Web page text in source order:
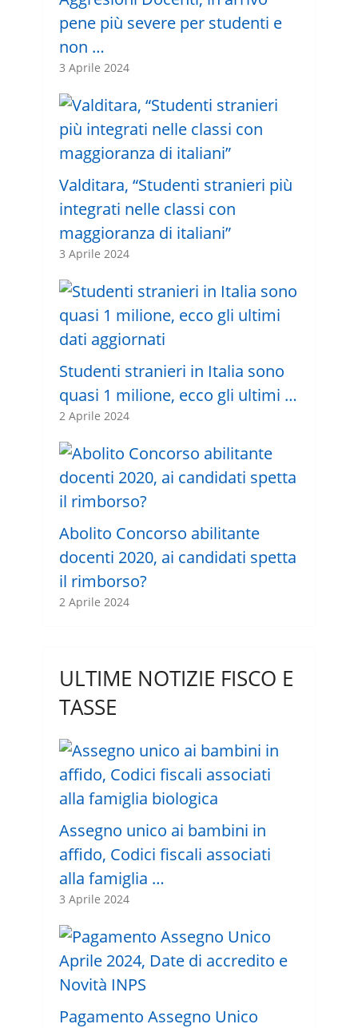
pene più severe per studenti e
non …
3 Aprile 2024
Valditara, “Studenti stranieri più
integrati nelle classi con
maggioranza di italiani”
3 Aprile 2024
Studenti stranieri in Italia sono
quasi 1 milione, ecco gli ultimi …
2 Aprile 2024
Abolito Concorso abilitante
docenti 2020, ai candidati spetta
il rimborso?
2 Aprile 2024
ULTIME NOTIZIE FISCO E
TASSE
Assegno unico ai bambini in
affido, Codici fiscali associati
alla famiglia …
3 Aprile 2024
Pagamento Assegno Unico